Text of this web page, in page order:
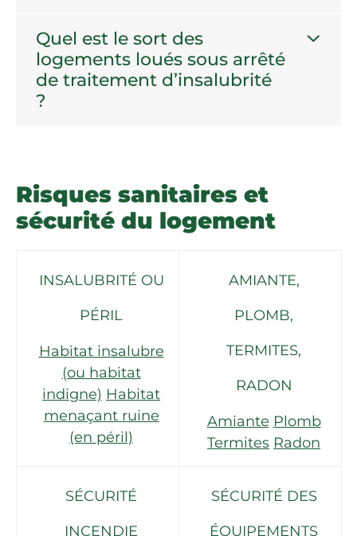
Quel est le sort des
logements loués sous arrêté
de traitement d’insalubrité
?
Risques sanitaires et
sécurité du logement
INSALUBRITÉ OU
PÉRIL
Habitat insalubre
(ou habitat
indigne) Habitat
menaçant ruine
(en péril)
AMIANTE,
PLOMB,
TERMITES,
RADON
Amiante Plomb
Termites Radon
SÉCURITÉ
INCENDIE
SÉCURITÉ DES
ÉQUIPEMENTS